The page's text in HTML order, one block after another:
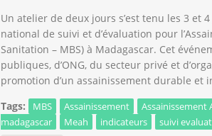
Un atelier de deux jours s’est tenu les 3 et
national de suivi et d’évaluation pour
Sanitation – MBS) à Madagascar. Cet
publiques, d’ONG, du secteur privé et
promotion d’un assainissement durable et
Tags:
MBS Assainissement Assainissement
madagascar
Meah indicateurs suivi